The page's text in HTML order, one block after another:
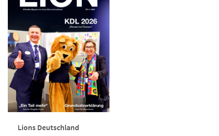
Lions Deutschland